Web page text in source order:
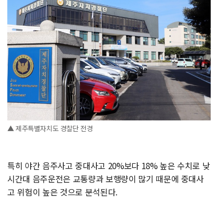
▲ 제주특별자치도 경찰단 전경
특히 야간 음주사고 중대사고 20%보다 18% 높은 수치로 낮
시간대 음주운전은 교통량과 보행량이 많기 때문에 중대사
고 위험이 높은 것으로 분석된다.